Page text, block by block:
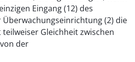
Eingang (12) des
Überwachungseinrichtung (2) die
Gleichheit zwischen
der